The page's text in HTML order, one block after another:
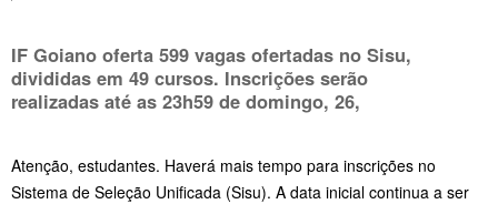
IF Goiano oferta 599 vagas ofertadas no Sisu,
divididas em 49 cursos. Inscrições serão
realizadas até as 23h59 de domingo, 26,
Atenção, estudantes. Haverá mais tempo para inscrições no
Sistema de Seleção Unificada (Sisu). A data inicial continua a ser